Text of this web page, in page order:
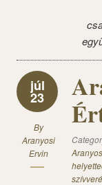
júl
23
By
Aranyosi
Ervin